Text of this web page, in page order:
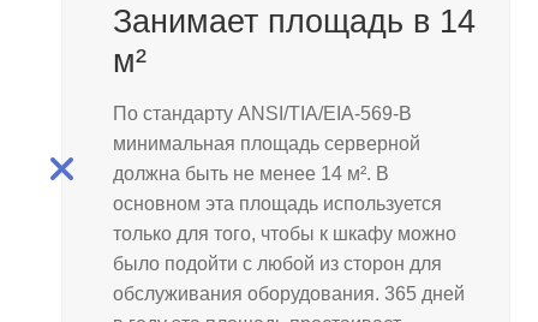
Занимает площадь в 14
м²
По стандарту ANSI/TIA/EIA-569-B
минимальная площадь серверной
должна быть не менее 14 м². В
основном эта площадь используется
только для того, чтобы к шкафу можно
было подойти с любой из сторон для
обслуживания оборудования. 365 дней